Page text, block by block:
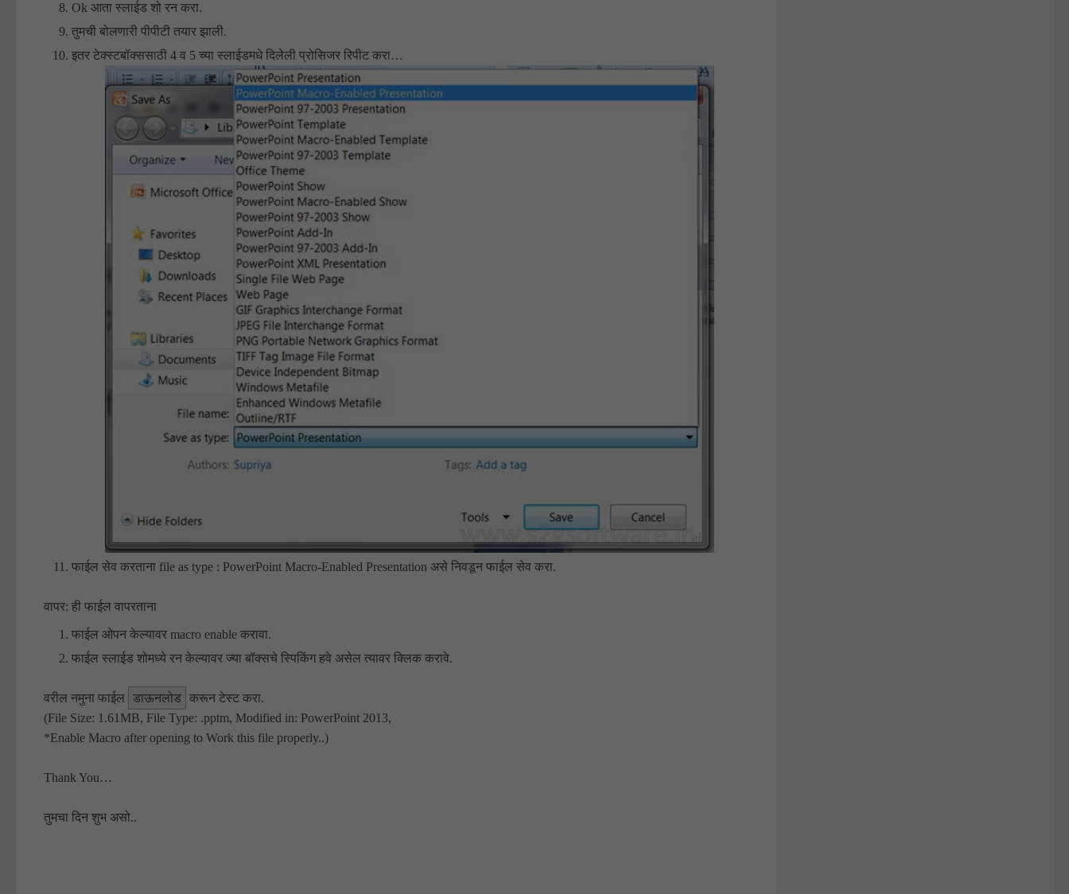
Ok आता स्लाईड शो रन करा.
तुमची बोलणारी पीपीटी तयार झाली.
इतर टेक्स्टबॉक्ससाठी 4 व 5 च्या स्लाईडमधे दिलेली प्रोसिजर रिपीट करा…
फाईल सेव करताना file as type : PowerPoint Macro-Enabled Presentation असे निवडून फाईल सेव करा.
वापर: ही फाईल वापरताना
फाईल ओपन केल्यावर macro enable करावा.
फाईल स्लाईड शोमध्ये रन केल्यावर ज्या बॉक्सचे स्पिकिंग हवे असेल त्यावर क्लिक करावे.
वरील नमुना फाईल डाऊनलोड
करून टेस्ट करा.
(File Size: 1.61MB, File Type: .pptm, Modified in: PowerPoint 2013,
*Enable Macro after opening to Work this file properly..)
Thank You…
तुमचा दिन शुभ असो..